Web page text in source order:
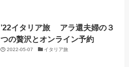
’22イタリア旅 アラ還夫婦の３
つの贅沢とオンライン予約
2022-05-07 イタリア旅